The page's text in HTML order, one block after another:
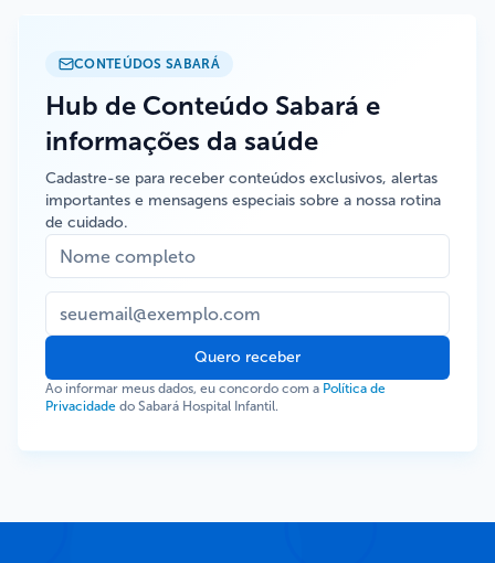
CONTEÚDOS SABARÁ
Hub de Conteúdo Sabará e
informações da saúde
Cadastre-se para receber conteúdos exclusivos, alertas
importantes e mensagens especiais sobre a nossa rotina
de cuidado.
Quero receber
Ao informar meus dados, eu concordo com a Política de
Privacidade do Sabará Hospital Infantil.